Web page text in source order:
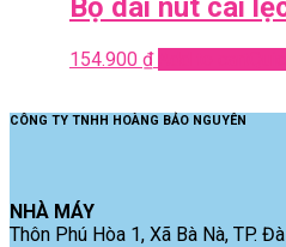
Bộ dài nút cài
154.900 ₫
CÔNG TY TNHH HOÀNG BẢO NGUYÊN
NHÀ MÁY
Thôn Phú Hòa 1, Xã Bà Nà, TP.